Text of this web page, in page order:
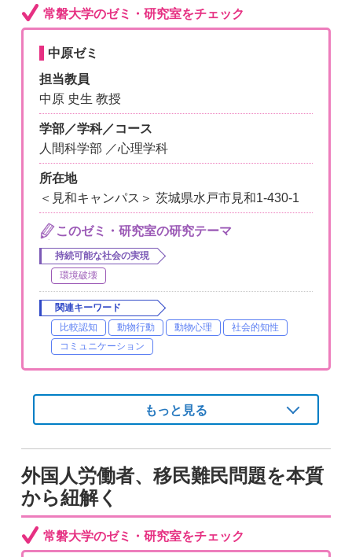
常磐大学のゼミ・研究室をチェック
中原ゼミ
担当教員
中原 史生 教授
学部／学科／コース
人間科学部 ／心理学科
所在地
＜見和キャンパス＞ 茨城県水戸市見和1-430-1
このゼミ・研究室の研究テーマ
持続可能な社会の実現
環境破壊
関連キーワード
比較認知
動物行動 動物心理
社会的知性
コミュニケーション
もっと見る
外国人労働者、移民難民問題を本質
から紐解く
常磐大学のゼミ・研究室をチェック